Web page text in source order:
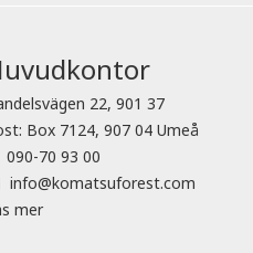
22, 901 37
Box 7124, 907 04 Umeå
090-70 93 00
info@komatsuforest.com
mer